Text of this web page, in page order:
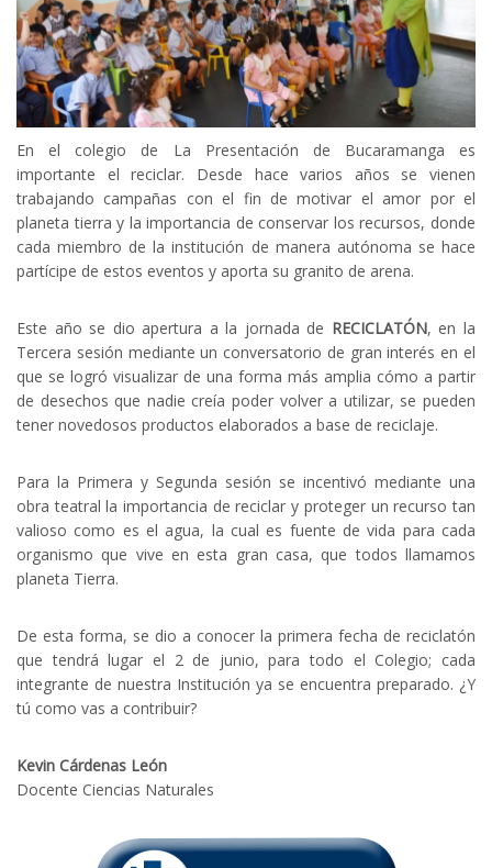
En el colegio de La Presentación de Bucaramanga es
importante el reciclar. Desde hace varios años se vienen
trabajando campañas con el fin de motivar el amor por el
planeta tierra y la importancia de conservar los recursos, donde
cada miembro de la institución de manera autónoma se hace
partícipe de estos eventos y aporta su granito de arena.
Este año se dio apertura a la jornada de RECICLATÓN, en la
Tercera sesión mediante un conversatorio de gran interés en el
que se logró visualizar de una forma más amplia cómo a partir
de desechos que nadie creía poder volver a utilizar, se pueden
tener novedosos productos elaborados a base de reciclaje.
Para la Primera y Segunda sesión se incentivó mediante una
obra teatral la importancia de reciclar y proteger un recurso tan
valioso como es el agua, la cual es fuente de vida para cada
organismo que vive en esta gran casa, que todos llamamos
planeta Tierra.
De esta forma, se dio a conocer la primera fecha de reciclatón
que tendrá lugar el 2 de junio, para todo el Colegio; cada
integrante de nuestra Institución ya se encuentra preparado. ¿Y
tú como vas a contribuir?
Kevin Cárdenas León
Docente Ciencias Naturales